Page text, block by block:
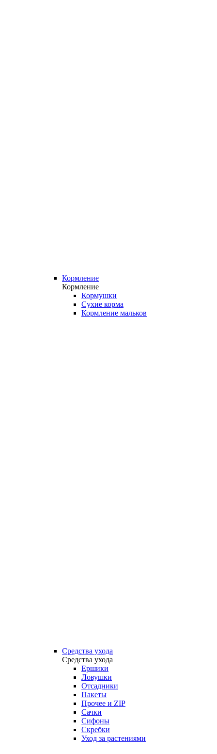
Кормление
Кормление
Кормушки
Сухие корма
Кормление мальков
Средства ухода
Средства ухода
Ершики
Ловушки
Отсадники
Пакеты
Прочее и ZIP
Сачки
Сифоны
Скребки
Уход за растениями